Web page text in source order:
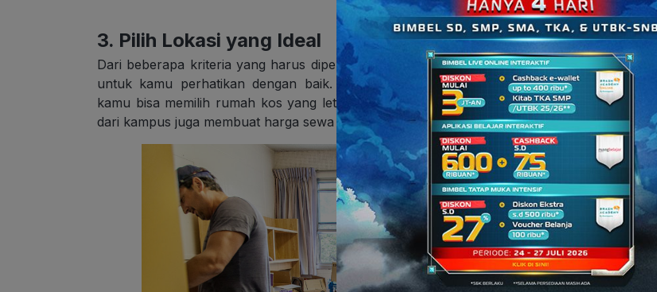
3. Pilih Lokasi yang Ideal
Dari beberapa kriteria yang harus dipertimbangkan, lokasi merupakan hal utama yang wajib
untuk kamu perhatikan dengan baik. Apabila kamu memiliki kendaraan pribadi, mungkin
kamu bisa memilih rumah kos yang letaknya cukup jauh dari kampus. Jarak kos yang jauh
dari kampus juga membuat harga sewa kos biasanya jauh lebih murah.